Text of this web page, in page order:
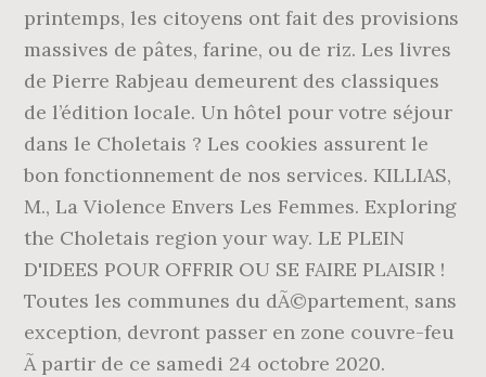
printemps, les citoyens ont fait des provisions
massives de pâtes, farine, ou de riz. Les livres
de Pierre Rabjeau demeurent des classiques
de l’édition locale. Un hôtel pour votre séjour
dans le Choletais ? Les cookies assurent le
bon fonctionnement de nos services. KILLIAS,
M., La Violence Envers Les Femmes. Exploring
the Choletais region your way. LE PLEIN
D'IDEES POUR OFFRIR OU SE FAIRE PLAISIR !
Toutes les communes du dÃ©partement, sans
exception, devront passer en zone couvre-feu
Ã partir de ce samedi 24 octobre 2020.